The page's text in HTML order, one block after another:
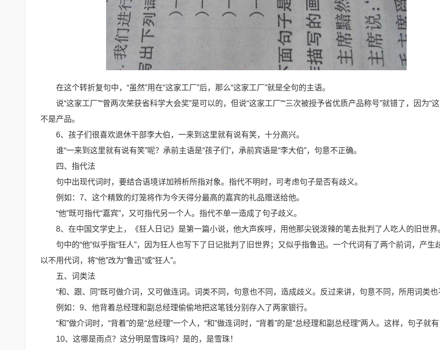
在这个转折复句中，“虽然”用在“这家工厂”后，那么“这家工厂”就是全句的主语。
说“这家工厂”“曾两次荣获省科学大会奖”是可以的，但说“这家工厂”“三次被授予省优质产品称号”就错了，因为“
不是产品。
6、孩子们很喜欢退休干部李大伯，一来到这里就有说有笑，十分高兴。
谁“一来到这里就有说有笑”呢？承前主语是“孩子们”，承前宾语是“李大伯”，句意不正确。
四、指代法
句中出现代词时，要结合语境详加辨析所指对象。指代不明时，可考虑句子是否有歧义。
例如：7、这个精致的灯笼将作为今天得分最高的嘉宾的礼品赠送给他。
“他”既可指代“嘉宾”，又可指代另一个人。指代不单一造成了句子歧义。
8、在中国文学史上，《狂人日记》是第一篇小说，他大声疾呼，用他那尖锐泼辣的笔去批判了人吃人的旧世界
句中的“他”似乎指“狂人”，因为狂人也写下了日记批判了旧世界；又似乎指鲁迅。一个代词有了两个前词，产生
以不用代词，将“他”改为“鲁迅”或“狂人”。
五、词类法
“和、跟、同”既可做介词，又可做连词。词类不同，句意也不同，造成歧义。反过来讲，句意不同，所用词类
例如：9、他背着总经理和副总经理偷偷地把这笔钱分别存入了两家银行。
“和”做介词时，“背着”的是“总经理”一个人，“和”做连词时，“背着”的是“总经理和副总经理”两人。这样，句子就
10、这哪是雨点？这分明是雪珠吗？是的，是雪珠！